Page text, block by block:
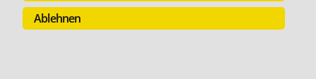
Ablehnen